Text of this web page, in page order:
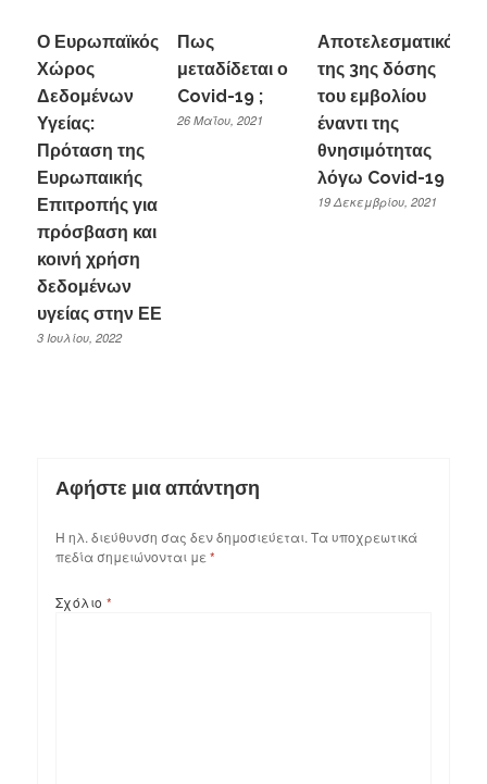
Ο Ευρωπαϊκός
Χώρος
Δεδομένων
Υγείας:
Πρόταση της
Ευρωπαικής
Επιτροπής για
πρόσβαση και
κοινή χρήση
δεδομένων
υγείας στην ΕΕ
3 Ιουλίου, 2022
Πως
μεταδίδεται ο
Covid-19 ;
26 Μαΐου, 2021
της 3ης δόσης
του εμβολίου
έναντι της
θνησιμότητας
λόγω Covid-19
19 Δεκεμβρίου, 2021
Αφήστε μια απάντηση
Η ηλ. διεύθυνση σας δεν δημοσιεύεται.Τα υποχρεωτικά
πεδία σημειώνονται με*
Σχόλιο *